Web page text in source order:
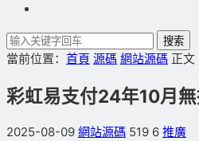
搜索
當前位置： 首頁 源碼 網站源碼 正文
彩虹易支付24年10月
2025-08-09 網站源碼 519 6 推廣